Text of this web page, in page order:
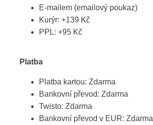
E-mailem (emailový poukaz)
Kurýr: +139 Kč
PPL: +95 Kč
Platba
Platba kartou: Zdarma
Bankovní převod: Zdarma
Twisto: Zdarma
Bankovní převod v EUR: Zdarma